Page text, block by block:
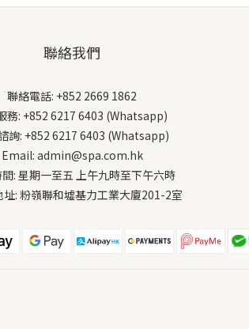
聯絡我們
聯絡電話: +852 2669 1862
務: +852 6217 6403 (Whatsapp)
詢: +852 6217 6403 (Whatsapp)
Email: admin@spa.com.hk
: 星期一至五 上午九時至下午六時
址: 粉嶺聯和墟基力工業大廈201-2室